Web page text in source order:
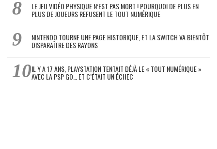
LE JEU VIDÉO PHYSIQUE N’EST PAS MORT ! POURQUOI DE PLUS EN
PLUS DE JOUEURS REFUSENT LE TOUT NUMÉRIQUE
NINTENDO TOURNE UNE PAGE HISTORIQUE, ET LA SWITCH VA BIENTÔT
DISPARAÎTRE DES RAYONS
IL Y A 17 ANS, PLAYSTATION TENTAIT DÉJÀ LE « TOUT NUMÉRIQUE »
AVEC LA PSP GO… ET C’ÉTAIT UN ÉCHEC